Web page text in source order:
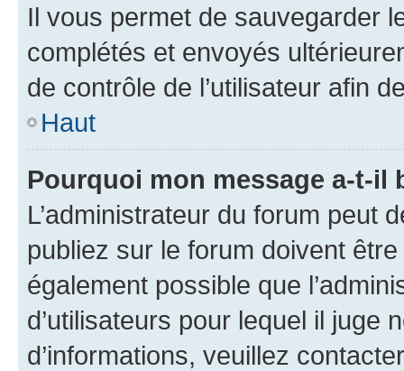
Il vous permet de sauvegarder
complétés et envoyés
de contrôle de l’utilisateur afin
Haut
Pourquoi mon message a-t-il
L’administrateur du forum peut
publiez sur le forum doivent
également possible que
d’utilisateurs pour lequel il juge
d’informations, veuillez